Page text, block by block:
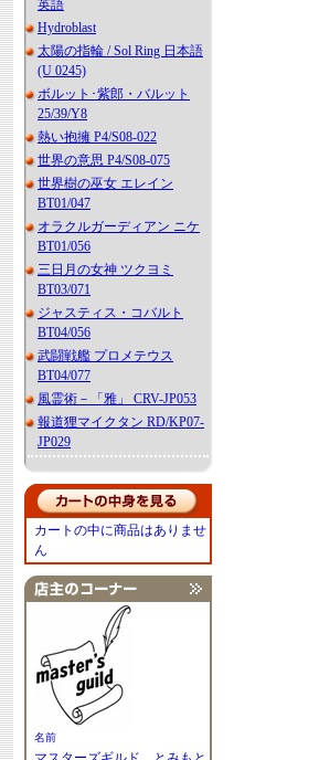
英語
Hydroblast
太陽の指輪 / Sol Ring 日本語
(U 0245)
ボルット･紫郎・バルット
25/39/Y8
熱い抱擁 P4/S08-022
世界の意思 P4/S08-075
世界樹の巫女 エレイン
BT01/047
オラクルガーディアン ニケ
BT01/056
三日月の女神 ツクヨミ
BT03/071
ジャスティス・コバルト
BT04/056
武闘戦艦 プロメテウス
BT04/077
風霊術－「雅」 CRV-JP053
報道狸マイクタン RD/KP07-
JP029
カートの中に商品はありませ
ん
名前